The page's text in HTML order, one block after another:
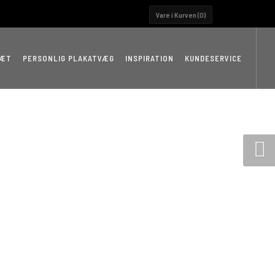
Vare i Kurven (0)
PERSONLIG PLAKATVÆG INSPIRATION KUNDESERVICE